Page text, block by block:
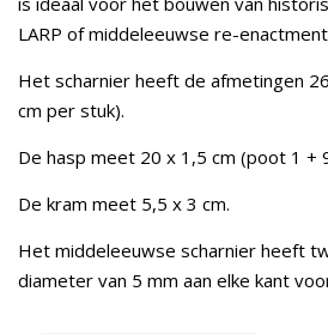
LARP of middeleeuwse re-
Het scharnier heeft de afmetingen
cm per stuk).
De hasp meet 20 x 1,5 cm (poot 1 +
De kram meet 5,5 x 3 cm.
Het middeleeuwse scharnier heeft
diameter van 5 mm aan elke kant